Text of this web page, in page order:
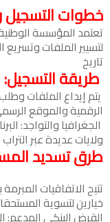
خطوات التسجيل
تعتمد المؤسسة
لتسيير الملفات وتسريع
تاريخ
طريقة التسجيل:
يتم إيداع الملفات
الرقمية والموقع
الجغرافيا والتواجد:
ولايات عديدة عبر
طرق تسديد
تتيح الاتفاقيات
خيارين لتسوية
القرض البنكي